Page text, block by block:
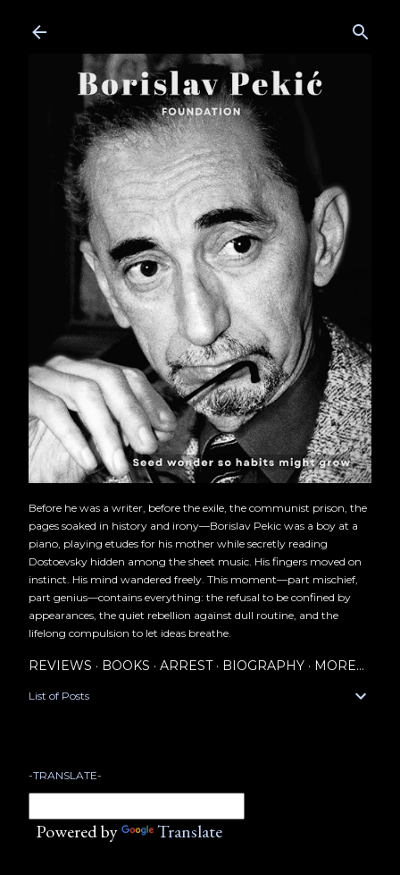
Before he was a writer, before the exile, the communist prison, the
pages soaked in history and irony—Borislav Pekic was a boy at a
piano, playing etudes for his mother while secretly reading
Dostoevsky hidden among the sheet music. His fingers moved on
instinct. His mind wandered freely. This moment—part mischief,
part genius—contains everything: the refusal to be confined by
appearances, the quiet rebellion against dull routine, and the
lifelong compulsion to let ideas breathe.
REVIEWS BOOKS ARREST BIOGRAPHY MORE…
List of Posts
-TRANSLATE-
Powered by Translate